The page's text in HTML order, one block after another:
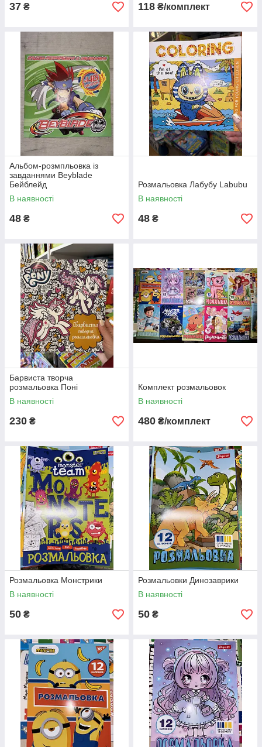
37 ₴ 118 ₴/комплект
Альбом-розмпльовка із
завданнями Beyblade
Бейблейд
В наявності
48 ₴
Розмальовка Лабубу Labubu
В наявності
48 ₴
Барвиста творча
розмальовка Поні
В наявності
230 ₴
Комплект розмальовок
В наявності
480 ₴/комплект
Розмальовка Монстрики
В наявності
50 ₴
Розмальовки Динозаврики
В наявності
50 ₴